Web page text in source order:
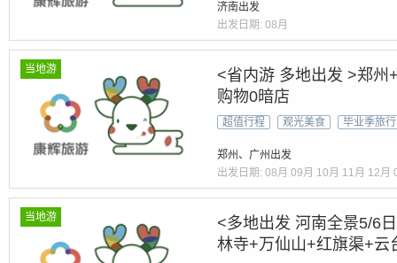
济南出发
出发日期: 08月
当地游
<省内游 多地出发 >郑州
购物0暗店
超值行程 观光美食 毕业季旅行
郑州、广州出发
出发日期: 08月 09月 10月 11月 12月
当地游
<多地出发 河南全景5/6
林寺+万仙山+红旗渠+云